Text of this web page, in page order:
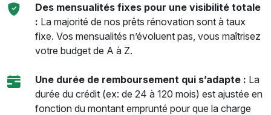
Des mensualités fixes pour une visibilité totale
: La majorité de nos prêts rénovation sont à taux
fixe. Vos mensualités n’évoluent pas, vous maîtrisez
votre budget de A à Z.
Une durée de remboursement qui s’adapte : La
durée du crédit (ex: de 24 à 120 mois) est ajustée en
fonction du montant emprunté pour que la charge